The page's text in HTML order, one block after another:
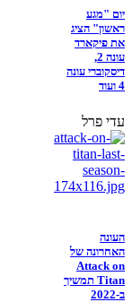
יום "מגע
ראשון" הציג
את פיקארד
עונה 2,
דיסקוברי עונה
4 ועוד
עדי פרל
העונה
האחרונה של
Attack on
Titan תמשיך
ב-2022